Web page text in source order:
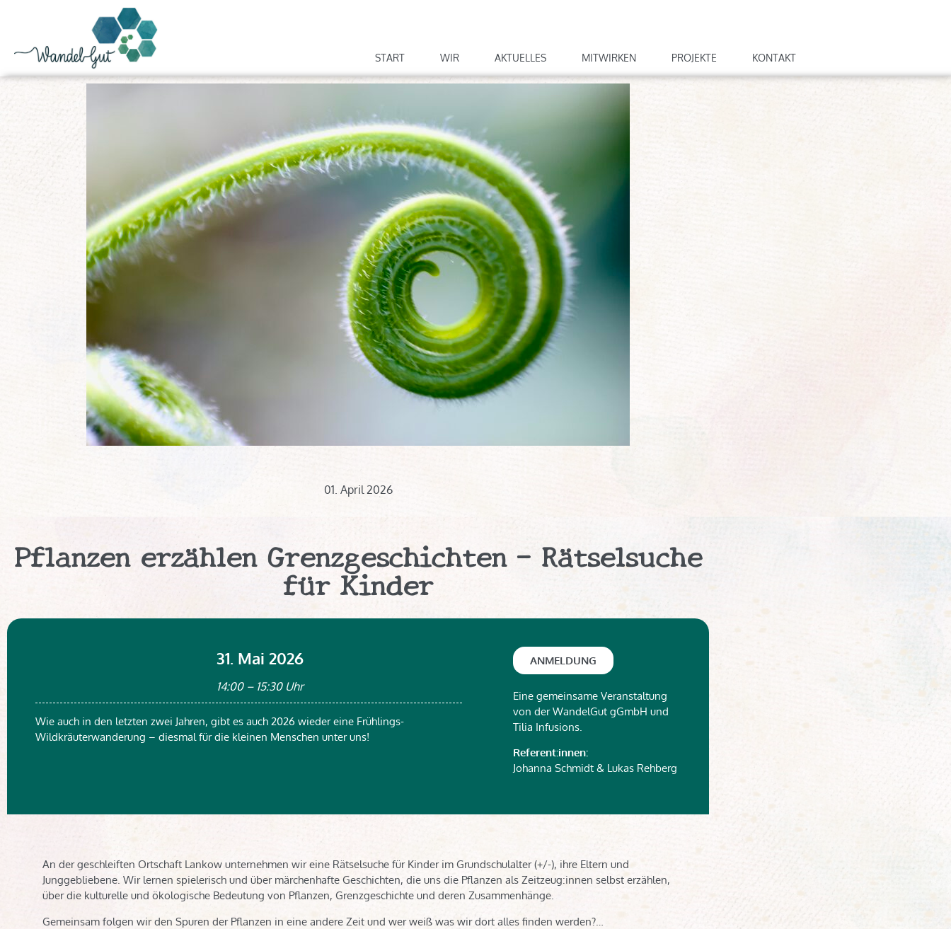
START WIR AKTUELLES MITWIRKEN PROJEKTE KONTAKT
01. April 2026
Pflanzen erzählen Grenzgeschichten - Rätselsuche
für Kinder
31. Mai 2026
14:00 – 15:30 Uhr
Wie auch in den letzten zwei Jahren, gibt es auch 2026 wieder eine Frühlings-
Wildkräuterwanderung – diesmal für die kleinen Menschen unter uns!
ANMELDUNG
Eine gemeinsame Veranstaltung
von der WandelGut gGmbH und
Tilia Infusions.
Referent:innen:
Johanna Schmidt & Lukas Rehberg
An der geschleiften Ortschaft Lankow unternehmen wir eine Rätselsuche für Kinder im Grundschulalter (+/-), ihre Eltern und
Junggebliebene. Wir lernen spielerisch und über märchenhafte Geschichten, die uns die Pflanzen als Zeitzeug:innen selbst erzählen,
über die kulturelle und ökologische Bedeutung von Pflanzen, Grenzgeschichte und deren Zusammenhänge.
Gemeinsam folgen wir den Spuren der Pflanzen in eine andere Zeit und wer weiß was wir dort alles finden werden?…